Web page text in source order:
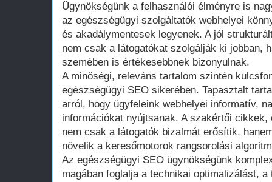
Ügynökségünk a felhasználói élményre is
az egészségügyi szolgáltatók webhelyei
és akadálymentesek legyenek. A jól
nem csak a látogatókat szolgálják ki jobban,
szemében is értékesebbnek bizonyulnak.
A minőségi, releváns tartalom szintén
egészségügyi SEO sikerében. Tapasztalt
arról, hogy ügyfeleink webhelyei informatív,
információkat nyújtsanak. A szakértői
nem csak a látogatók bizalmát erősítik,
növelik a keresőmotorok rangsorolási
Az egészségügyi SEO ügynökségünk
magában foglalja a technikai optimalizálást,